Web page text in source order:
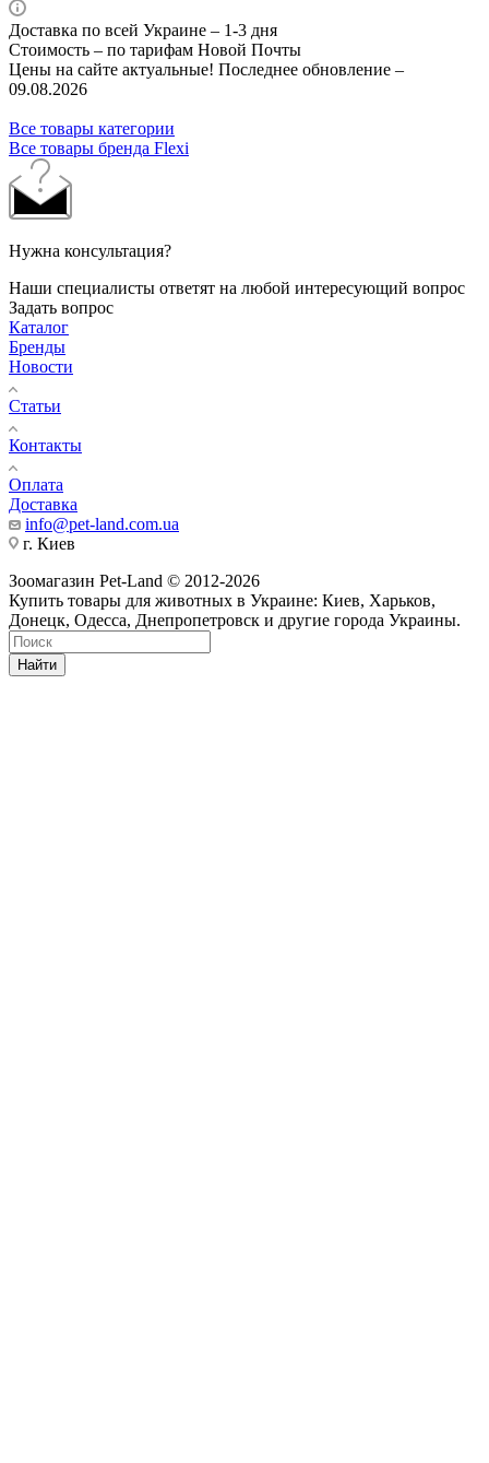
Доставка по всей Украине – 1-3 дня
Стоимость – по тарифам Новой Почты
Цены на сайте актуальные! Последнее обновление –
09.08.2026
Все товары категории
Все товары бренда Flexi
Нужна консультация?
Наши специалисты ответят на любой интересующий вопрос
Задать вопрос
Каталог
Бренды
Новости
Статьи
Контакты
Оплата
Доставка
info@pet-land.com.ua
г. Киев
Зоомагазин Pet-Land © 2012-2026
Купить товары для животных в Украине: Киев, Харьков,
Донецк, Одесса, Днепропетровск и другие города Украины.
Найти